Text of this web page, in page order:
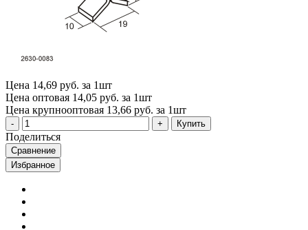
Цена 14,69 руб. за 1шт
Цена оптовая 14,05 руб. за 1шт
Цена крупнооптовая 13,66 руб. за 1шт
Купить
Поделиться
Сравнение
Избранное